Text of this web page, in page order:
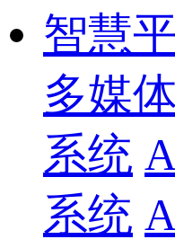
智慧
多媒
系统
系统